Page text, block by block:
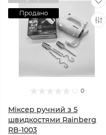
Продано
0
Міксер ручний з 5
швидкостями Rainberg
RB-1003